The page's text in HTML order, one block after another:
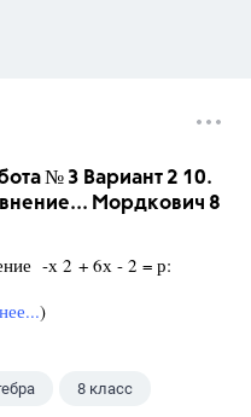
№ 3 Вариант 2 10.
Мордкович 8
-х 2 + 6х - 2 = р:
)
8 класс